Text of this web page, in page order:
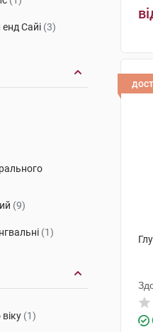
Сайі (3)
(9)
(1)
(1)